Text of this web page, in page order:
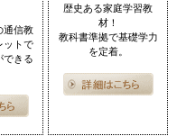
通信教
ットで
できる
歴史ある家庭学習教
材！
教科書準拠で基礎学力
を定着。